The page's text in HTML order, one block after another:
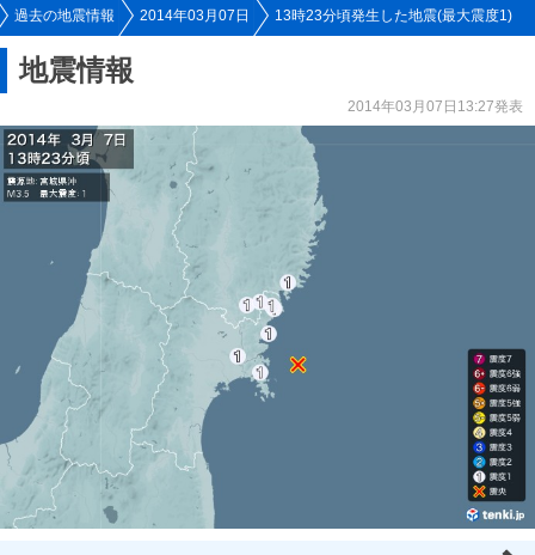
過去の地震情報 2014年03月07日 13時23分頃発生した地震(最大震度1)
地震情報
2014年03月07日13:27発表